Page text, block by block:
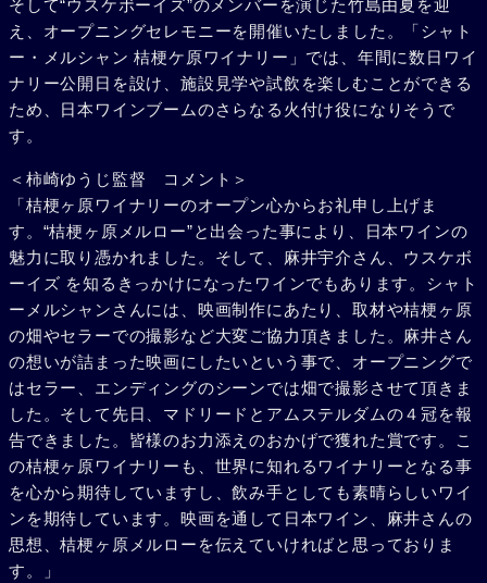
そして“ウスケボーイズ”のメンバーを演じた竹島由夏を迎
え、オープニングセレモニーを開催いたしました。「シャト
ー・メルシャン 桔梗ケ原ワイナリー」では、年間に数日ワイ
ナリー公開日を設け、施設見学や試飲を楽しむことができる
ため、日本ワインブームのさらなる火付け役になりそうで
す。
＜柿崎ゆうじ監督 コメント＞
「桔梗ヶ原ワイナリーのオープン心からお礼申し上げま
す。“桔梗ヶ原メルロー”と出会った事により、日本ワインの
魅力に取り憑かれました。そして、麻井宇介さん、ウスケボ
ーイズ を知るきっかけになったワインでもあります。シャト
ーメルシャンさんには、映画制作にあたり、取材や桔梗ヶ原
の畑やセラーでの撮影など大変ご協力頂きました。麻井さん
の想いが詰まった映画にしたいという事で、オープニングで
はセラー、エンディングのシーンでは畑で撮影させて頂きま
した。そして先日、マドリードとアムステルダムの４冠を報
告できました。皆様のお力添えのおかげで獲れた賞です。こ
の桔梗ヶ原ワイナリーも、世界に知れるワイナリーとなる事
を心から期待していますし、飲み手としても素晴らしいワイ
ンを期待しています。映画を通して日本ワイン、麻井さんの
思想、桔梗ヶ原メルローを伝えていければと思っておりま
す。」